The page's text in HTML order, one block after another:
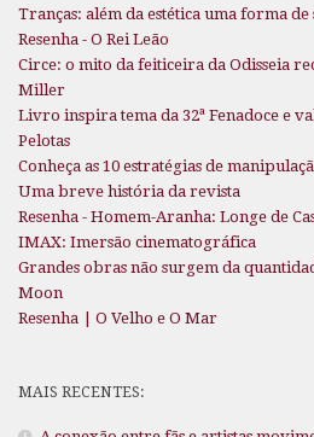
Tranças: além da estética uma forma
Resenha - O Rei Leão
Circe: o mito da feiticeira da Odisseia
Miller
Livro inspira tema da 32ª Fenadoce e
Pelotas
Conheça as 10 estratégias de
Uma breve história da revista
Resenha - Homem-Aranha: Longe de
IMAX: Imersão cinematográfica
Grandes obras não surgem da
Moon
Resenha | O Velho e O Mar
MAIS RECENTES: